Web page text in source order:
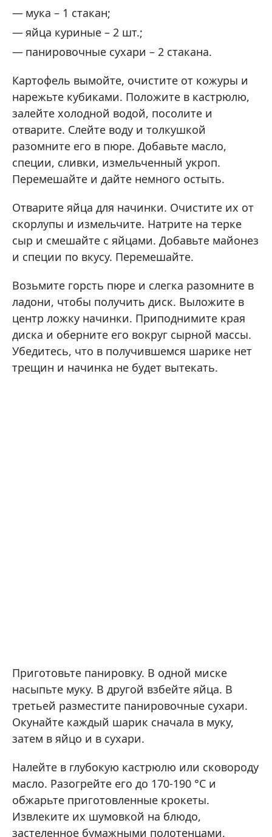
мука – 1 стакан;
яйца куриные – 2 шт.;
панировочные сухари – 2 стакана.
Картофель вымойте, очистите от кожуры и
нарежьте кубиками. Положите в кастрюлю,
залейте холодной водой, посолите и
отварите. Слейте воду и толкушкой
разомните его в пюре. Добавьте масло,
специи, сливки, измельченный укроп.
Перемешайте и дайте немного остыть.
Отварите яйца для начинки. Очистите их от
скорлупы и измельчите. Натрите на терке
сыр и смешайте с яйцами. Добавьте майонез
и специи по вкусу. Перемешайте.
Возьмите горсть пюре и слегка разомните в
ладони, чтобы получить диск. Выложите в
центр ложку начинки. Приподнимите края
диска и оберните его вокруг сырной массы.
Убедитесь, что в получившемся шарике нет
трещин и начинка не будет вытекать.
Приготовьте панировку. В одной миске
насыпьте муку. В другой взбейте яйца. В
третьей разместите панировочные сухари.
Окунайте каждый шарик сначала в муку,
затем в яйцо и в сухари.
Налейте в глубокую кастрюлю или сковороду
масло. Разогрейте его до 170-190 °С и
обжарьте приготовленные крокеты.
Извлеките их шумовкой на блюдо,
застеленное бумажными полотенцами,